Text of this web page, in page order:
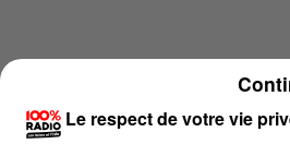
Le respect de votre vie